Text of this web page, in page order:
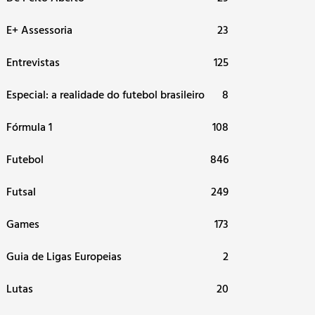
E+ Assessoria
23
Entrevistas
125
Especial: a realidade do futebol brasileiro
8
Fórmula 1
108
Futebol
846
Futsal
249
Games
173
Guia de Ligas Europeias
2
Lutas
20